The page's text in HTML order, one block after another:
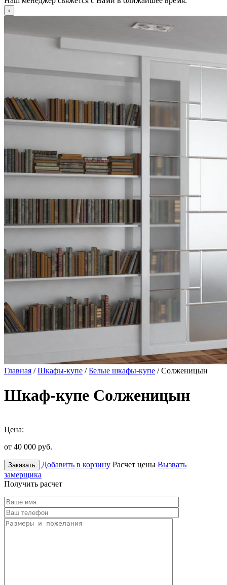
Главная /Шкафы-купе /Белые шкафы-купе / Солженицын
Шкаф-купе Солженицын
Цена:
от 40 000 руб.
Заказать Добавить в корзину Расчет цены Вызвать
замерщика
Получить расчет